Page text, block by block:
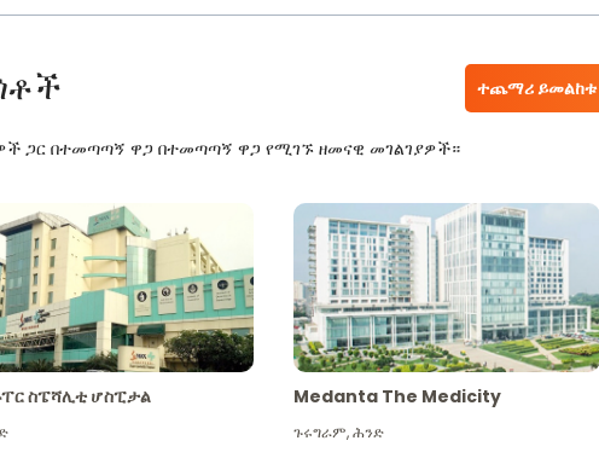
ተጨማሪ ይመልከቱ
ጋር በተመጣጣኝ ዋጋ በተመጣጣኝ ዋጋ የሚገኙ ዘመናዊ መገልገያዎች።
ስፔሻሊቲ ሆስፒታል Medanta The Medicity
ጉሩግራም,ሕንድ